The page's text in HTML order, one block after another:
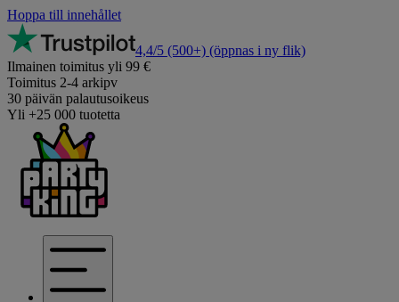
Hoppa till innehållet
4,4/5 (500+) (öppnas i ny flik)
Ilmainen toimitus yli 99 €
Toimitus 2-4 arkipv
30 päivän palautusoikeus
Yli +25 000 tuotetta